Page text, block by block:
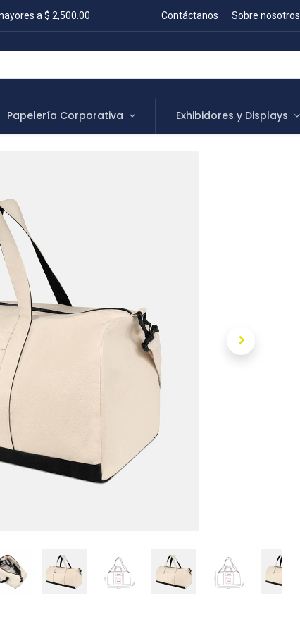
a $ 2,500.00 Contáctanos Sobre nosotros
Papelería Corporativa Exhibidores y Displays